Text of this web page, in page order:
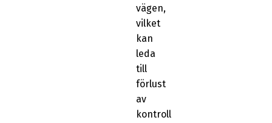
vägen,
vilket
kan
leda
till
förlust
av
kontroll